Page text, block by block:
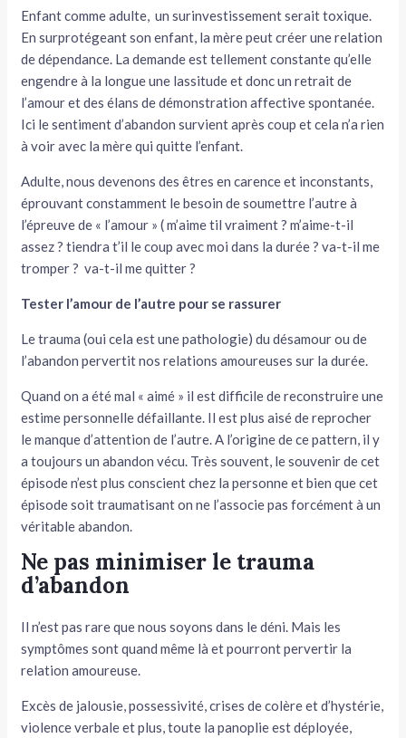
Enfant comme adulte, un surinvestissement serait toxique.
En surprotégeant son enfant, la mère peut créer une relation
de dépendance. La demande est tellement constante qu’elle
engendre à la longue une lassitude et donc un retrait de
l’amour et des élans de démonstration affective spontanée.
Ici le sentiment d’abandon survient après coup et cela n’a rien
à voir avec la mère qui quitte l’enfant.
Adulte, nous devenons des êtres en carence et inconstants,
éprouvant constamment le besoin de soumettre l’autre à
l’épreuve de « l’amour » ( m’aime til vraiment ? m’aime-t-il
assez ? tiendra t’il le coup avec moi dans la durée ? va-t-il me
tromper ? va-t-il me quitter ?
Tester l’amour de l’autre pour se rassurer
Le trauma (oui cela est une pathologie) du désamour ou de
l’abandon pervertit nos relations amoureuses sur la durée.
Quand on a été mal « aimé » il est difficile de reconstruire une
estime personnelle défaillante. Il est plus aisé de reprocher
le manque d’attention de l’autre. A l’origine de ce pattern, il y
a toujours un abandon vécu. Très souvent, le souvenir de cet
épisode n’est plus conscient chez la personne et bien que cet
épisode soit traumatisant on ne l’associe pas forcément à un
véritable abandon.
Ne pas minimiser le trauma
d’abandon
Il n’est pas rare que nous soyons dans le déni. Mais les
symptômes sont quand même là et pourront pervertir la
relation amoureuse.
Excès de jalousie, possessivité, crises de colère et d’hystérie,
violence verbale et plus, toute la panoplie est déployée,